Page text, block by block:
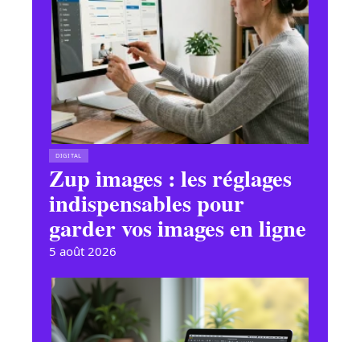
DIGITAL
Zup images : les réglages
indispensables pour
garder vos images en ligne
5 août 2026